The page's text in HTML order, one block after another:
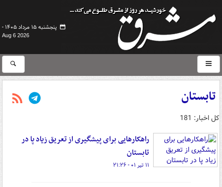
پنجشنبه ۱۵ مرداد ۱۴۰۵ -
Aug 6 2026
تابستان
کل اخبار: 181
راهکارهایی برای پیشگیری از تعریق زیاد پا در
تابستان
۱۱ تیر ۰۱ - ۲۱:۲۶